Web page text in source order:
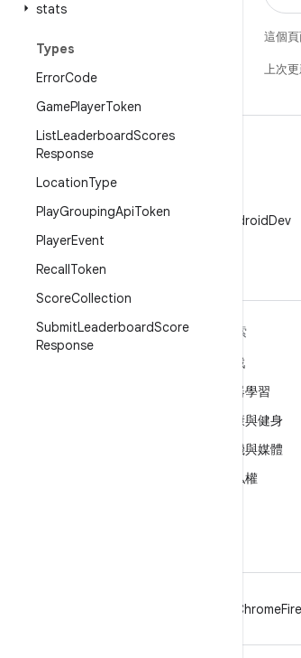
stats
Types
ErrorCode
GamePlayerToken
ListLeaderboardScores
Response
LocationType
PlayGroupingApiToken
PlayerEvent
RecallToken
ScoreCollection
SubmitLeaderboardScore
Response
這個
上次
在 X 中追蹤 @AndroidDev
深入瞭解 ANDROID
探索
遊戲
機器學習
健康與健身
相機與媒體
隱私權
Chrome